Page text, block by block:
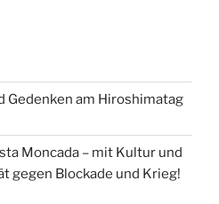
Gedenken am Hiroshimatag
Moncada – mit Kultur und
gegen Blockade und Krieg!